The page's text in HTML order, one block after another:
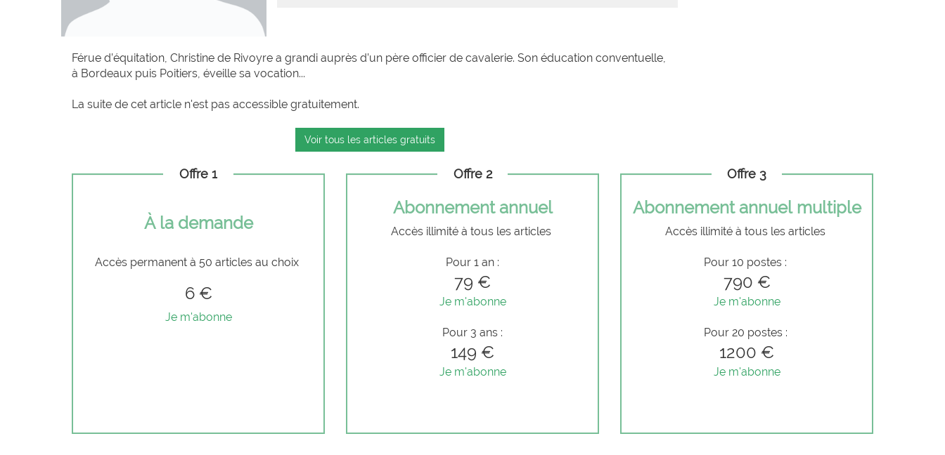
Férue d’équitation, Christine de Rivoyre a grandi auprès d’un père officier de cavalerie. Son éducation conventuelle,
à Bordeaux puis Poitiers, éveille sa vocation...
La suite de cet article n'est pas accessible gratuitement.
Voir tous les articles gratuits
Offre 1
À la demande
Accès permanent à 50 articles au choix
6 €
Je m'abonne
Offre 2
Abonnement annuel
Accès illimité à tous les articles
Pour 1 an :
79 €
Je m'abonne
Pour 3 ans :
149 €
Je m'abonne
Offre 3
Abonnement annuel multiple
Accès illimité à tous les articles
Pour 10 postes :
790 €
Je m'abonne
Pour 20 postes :
1200 €
Je m'abonne